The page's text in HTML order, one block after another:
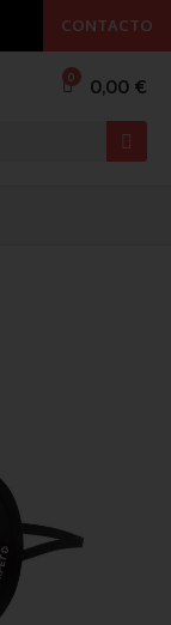
CONTACTO
0,00 €